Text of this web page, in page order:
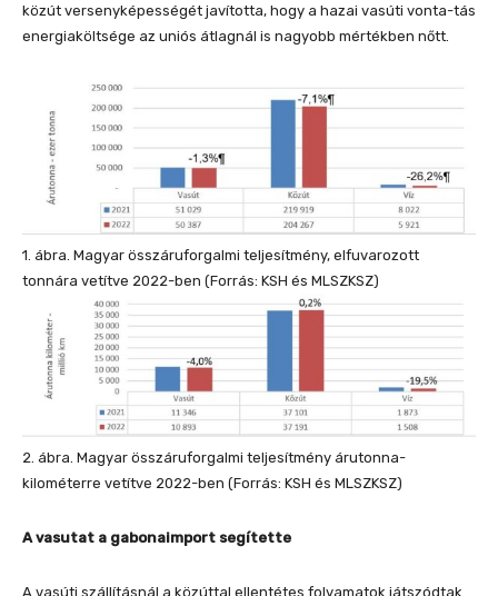
közút versenyképességét javította, hogy a hazai vasúti vonta-tás
energiaköltsége az uniós átlagnál is nagyobb mértékben nőtt.
1. ábra. Magyar összáruforgalmi teljesítmény, elfuvarozott
tonnára vetítve 2022-ben (Forrás: KSH és MLSZKSZ)
2. ábra. Magyar összáruforgalmi teljesítmény árutonna-
kilométerre vetítve 2022-ben (Forrás: KSH és MLSZKSZ)
A vasutat a gabonaimport segítette
A vasúti szállításnál a közúttal ellentétes folyamatok játszódtak